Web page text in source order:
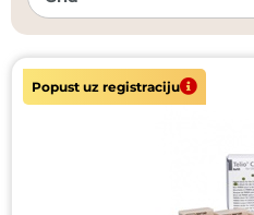
Popust uz registraciju